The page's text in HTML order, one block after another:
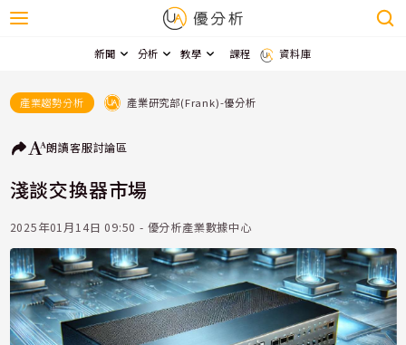
新聞 分析 教學 課程 資料庫
產業趨勢分析 產業研究部(Frank)-優分析
朗讀客服討論區
淺談交換器市場
2025年01月14日 09:50 - 優分析產業數據中心